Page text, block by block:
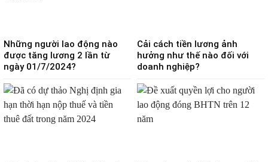
Những người lao động nào
được tăng lương 2 lần từ
ngày 01/7/2024?
Cải cách tiền lương ảnh
hưởng như thế nào đối với
doanh nghiệp?